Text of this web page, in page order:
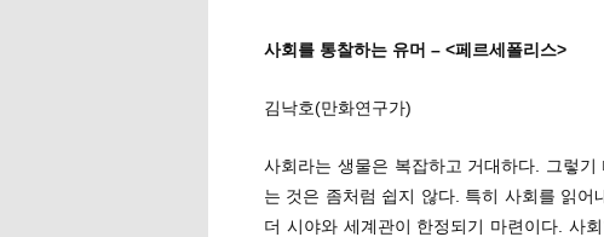
사회를 통찰하는 유머 – <페르세폴리스>
김낙호(만화연구가)
사회라는 생물은 복잡하고 거대하다. 그렇
는 것은 좀처럼 쉽지 않다. 특히 사회를 읽
더 시야와 세계관이 한정되기 마련이다. 사